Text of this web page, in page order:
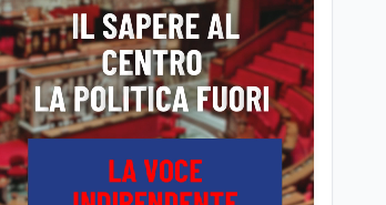
sale a 9,415 miliardi, c'è
la firma della ministra
Bernini sul decreto
Tecnologia 8 ago
Il cloaking selettivo di
Time: ads invisibili solo
per i chatbot AI
Mondo8 ago